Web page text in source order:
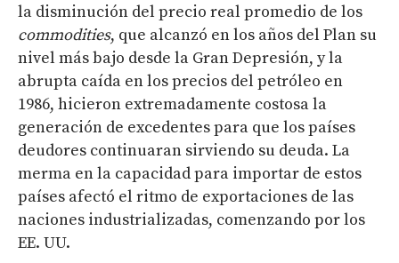
la disminución del precio real promedio de los
commodities, que alcanzó en los años del Plan su
nivel más bajo desde la Gran Depresión, y la
abrupta caída en los precios del petróleo en
1986, hicieron extremadamente costosa la
generación de excedentes para que los países
deudores continuaran sirviendo su deuda. La
merma en la capacidad para importar de estos
países afectó el ritmo de exportaciones de las
naciones industrializadas, comenzando por los
EE. UU.